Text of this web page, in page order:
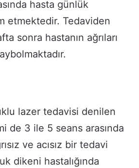
hasta günlük
etmektedir. Tedaviden
sonra hastanın ağrıları
lazer tedavisi denilen
de 3 ile 5 seans arasında
ve acısız bir tedavi
dikeni hastalığında